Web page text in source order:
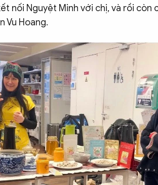
nối Nguyệt Minh với chị, và rồi còn
Vu Hoang.